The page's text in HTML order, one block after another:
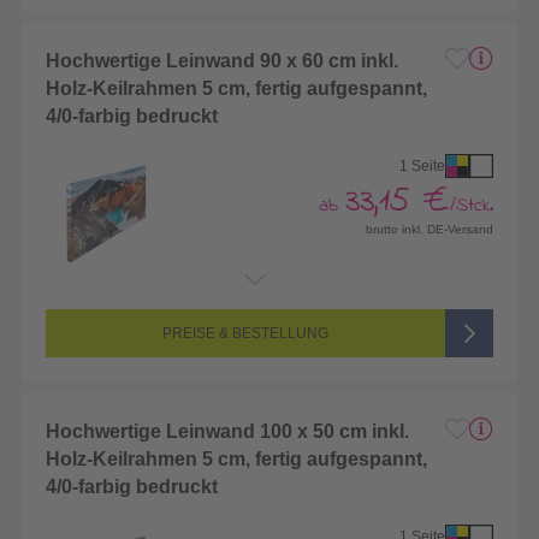
Hochwertige Leinwand 90 x 60 cm inkl.
Holz-Keilrahmen 5 cm, fertig aufgespannt,
4/0-farbig bedruckt
1 Seite
ab 33,15 €/Stck.
brutto inkl. DE-Versand
Seitenanzahl: 1-seitig (Vorderseite bedruckt, Rückseite unbedruckt)
4/0-farbig CMYK (vollfarbig bedruckt)
PREISE & BESTELLUNG
Hochwertige Leinwand 100 x 50 cm inkl.
Holz-Keilrahmen 5 cm, fertig aufgespannt,
4/0-farbig bedruckt